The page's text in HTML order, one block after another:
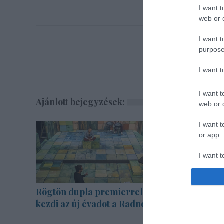
I want
web or
I want
I want
I want
web or
I want
or app.
I want
I want
Ajánlott bejegyzések:
Rögtön dupla premierrel
kezdi az új évadot a Radnóti
Nagy